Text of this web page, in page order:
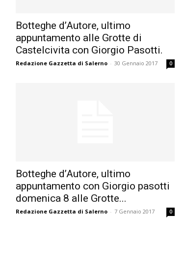
Botteghe d’Autore, ultimo
appuntamento alle Grotte di
Castelcivita con Giorgio Pasotti.
Redazione Gazzetta di Salerno - 30 Gennaio 2017 0
Botteghe d’Autore, ultimo
appuntamento con Giorgio pasotti
domenica 8 alle Grotte...
Redazione Gazzetta di Salerno - 7 Gennaio 2017 0